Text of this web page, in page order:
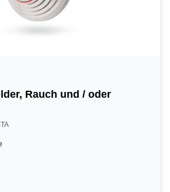
Rauch und / oder